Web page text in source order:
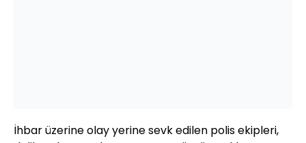
İhbar üzerine olay yerine sevk edilen polis ekipleri,